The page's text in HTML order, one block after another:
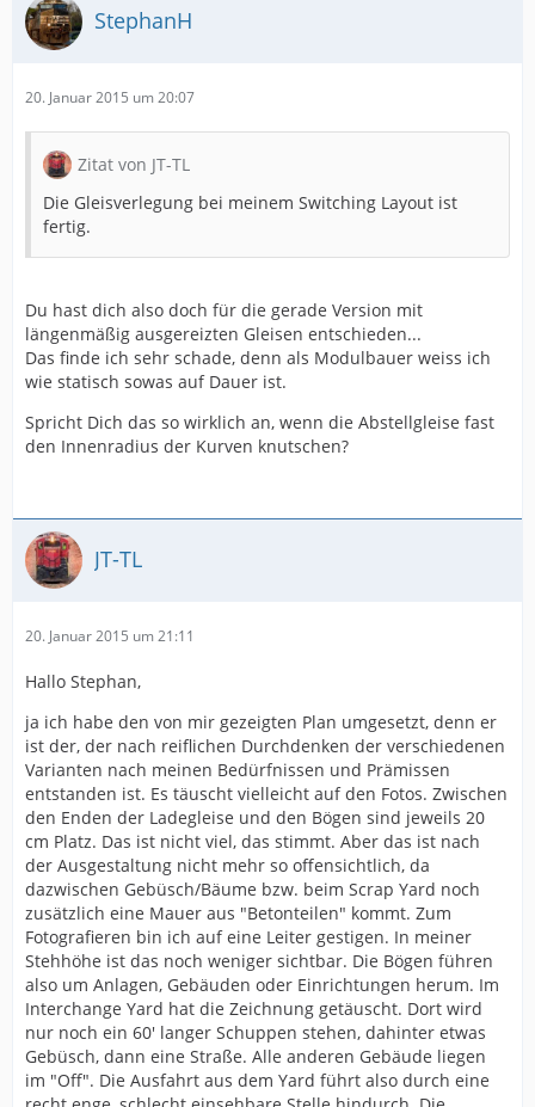
StephanH
20. Januar 2015 um 20:07
Zitat von JT-TL
Die Gleisverlegung bei meinem Switching Layout ist
fertig.
Du hast dich also doch für die gerade Version mit
längenmäßig ausgereizten Gleisen entschieden...
Das finde ich sehr schade, denn als Modulbauer weiss ich
wie statisch sowas auf Dauer ist.
Spricht Dich das so wirklich an, wenn die Abstellgleise fast
den Innenradius der Kurven knutschen?
JT-TL
20. Januar 2015 um 21:11
Hallo Stephan,
ja ich habe den von mir gezeigten Plan umgesetzt, denn er
ist der, der nach reiflichen Durchdenken der verschiedenen
Varianten nach meinen Bedürfnissen und Prämissen
entstanden ist. Es täuscht vielleicht auf den Fotos. Zwischen
den Enden der Ladegleise und den Bögen sind jeweils 20
cm Platz. Das ist nicht viel, das stimmt. Aber das ist nach
der Ausgestaltung nicht mehr so offensichtlich, da
dazwischen Gebüsch/Bäume bzw. beim Scrap Yard noch
zusätzlich eine Mauer aus "Betonteilen" kommt. Zum
Fotografieren bin ich auf eine Leiter gestigen. In meiner
Stehhöhe ist das noch weniger sichtbar. Die Bögen führen
also um Anlagen, Gebäuden oder Einrichtungen herum. Im
Interchange Yard hat die Zeichnung getäuscht. Dort wird
nur noch ein 60' langer Schuppen stehen, dahinter etwas
Gebüsch, dann eine Straße. Alle anderen Gebäude liegen
im "Off". Die Ausfahrt aus dem Yard führt also durch eine